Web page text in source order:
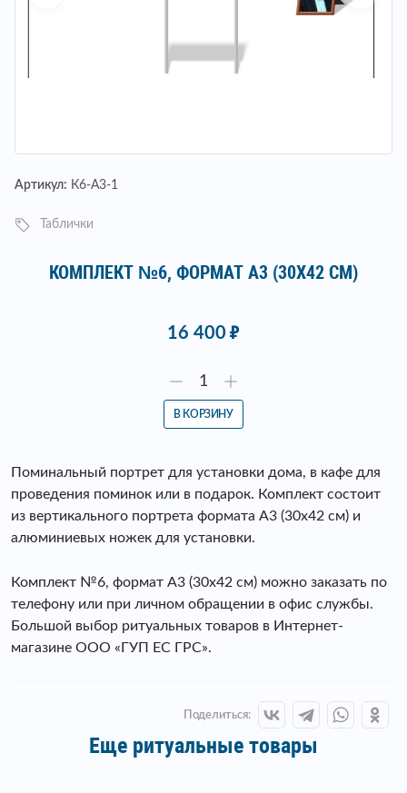
Артикул: К6-А3-1
Таблички
КОМПЛЕКТ №6, ФОРМАТ А3 (30Х42 СМ)
16 400
В КОРЗИНУ
Поминальный портрет для установки дома, в кафе для
проведения поминок или в подарок. Комплект состоит
из вертикального портрета формата А3 (30х42 см) и
алюминиевых ножек для установки.
Комплект №6, формат А3 (30х42 см) можно заказать по
телефону или при личном обращении в офис службы.
Большой выбор ритуальных товаров в Интернет-
магазине ООО «ГУП ЕС ГРС».
Поделиться:
Еще ритуальные товары